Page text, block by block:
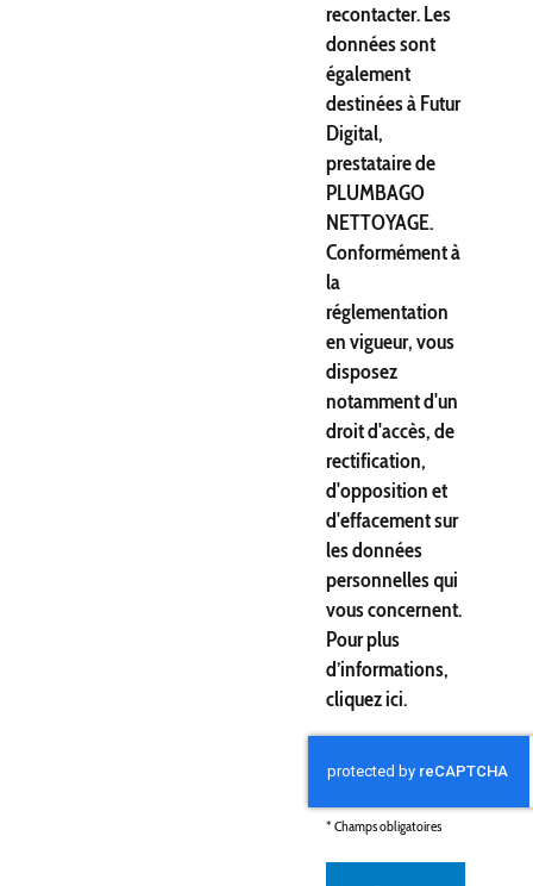
recontacter. Les
données sont
également
destinées à Futur
Digital,
prestataire de
PLUMBAGO
NETTOYAGE.
Conformément à
la
réglementation
en vigueur, vous
disposez
notamment d'un
droit d'accès, de
rectification,
d'opposition et
d'effacement sur
les données
personnelles qui
vous concernent.
Pour plus
d’informations,
cliquezici.
* Champs obligatoires